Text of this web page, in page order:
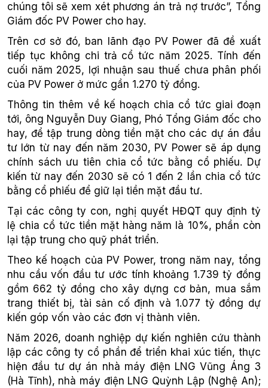
chúng tôi sẽ xem xét phương án trả nợ trước”, Tổng
Giám đốc PV Power cho hay.
Trên cơ sở đó, ban lãnh đạo PV Power đã đề xuất
tiếp tục không chi trả cổ tức năm 2025. Tính đến
cuối năm 2025, lợi nhuận sau thuế chưa phân phối
của PV Power ở mức gần 1.270 tỷ đồng.
Thông tin thêm về kế hoạch chia cổ tức giai đoạn
tới, ông Nguyễn Duy Giang, Phó Tổng Giám đốc cho
hay, để tập trung dòng tiền mặt cho các dự án đầu
tư lớn từ nay đến năm 2030, PV Power sẽ áp dụng
chính sách ưu tiên chia cổ tức bằng cổ phiếu. Dự
kiến từ nay đến 2030 sẽ có 1 đến 2 lần chia cổ tức
bằng cổ phiếu để giữ lại tiền mặt đầu tư.
Tại các công ty con, nghị quyết HĐQT quy định tỷ
lệ chia cổ tức tiền mặt hàng năm là 10%, phần còn
lại tập trung cho quỹ phát triển.
Theo kế hoạch của PV Power, trong năm nay, tổng
nhu cầu vốn đầu tư ước tính khoảng 1.739 tỷ đồng
gồm 662 tỷ đồng cho xây dựng cơ bản, mua sắm
trang thiết bị, tài sản cố định và 1.077 tỷ đồng dự
kiến góp vốn vào các đơn vị thành viên.
Năm 2026, doanh nghiệp dự kiến nghiên cứu thành
lập các công ty cổ phần để triển khai xúc tiến, thực
hiện đầu tư dự án nhà máy điện LNG Vũng Áng 3
(Hà Tĩnh), nhà máy điện LNG Quỳnh Lập (Nghệ An);